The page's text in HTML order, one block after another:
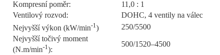
Kompresní poměr:
11,0 : 1
Ventilový rozvod:
DOHC, 4 ventily na válec
Nejvyšší výkon (kW/min-1)
250/5500
Nejvyšší točivý moment
(N.m/min-1):
500/1520–4500